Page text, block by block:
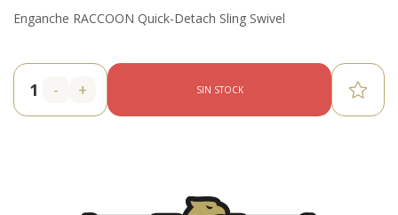
Enganche RACCOON Quick-Detach Sling Swivel
- + SIN STOCK